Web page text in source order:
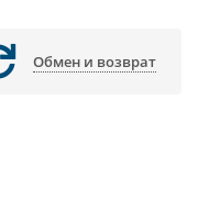
Обмен и возврат